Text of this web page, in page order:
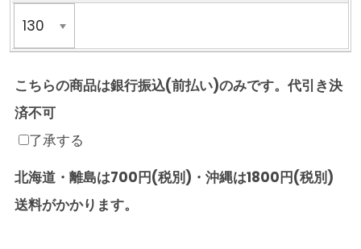
こちらの商品は銀行振込(前払い)のみです。代引き決
済不可
了承する
北海道・離島は700円(税別)・沖縄は1800円(税別)
送料がかかります。